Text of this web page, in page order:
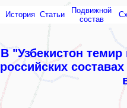
История Статьи
Подвижной
состав
В "Узбекистон
российских